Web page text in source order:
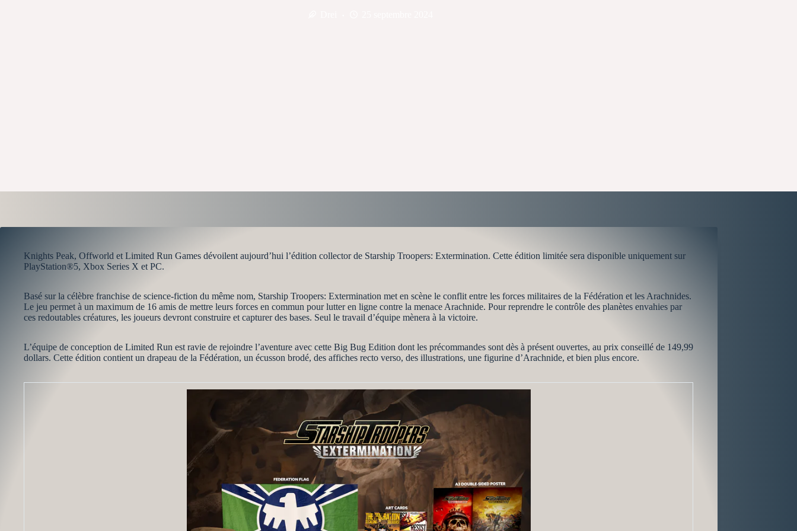
Knights Peak, Offworld et Limited Run Games dévoilent aujourd’hui l’édition collector de Starship Troopers: Extermination. Cette édition limitée sera disponible uniquement sur
PlayStation®5, Xbox Series X et PC.
Basé sur la célèbre franchise de science-fiction du même nom, Starship Troopers: Extermination met en scène le conflit entre les forces militaires de la Fédération et les Arachnides.
Le jeu permet à un maximum de 16 amis de mettre leurs forces en commun pour lutter en ligne contre la menace Arachnide. Pour reprendre le contrôle des planètes envahies par
ces redoutables créatures, les joueurs devront construire et capturer des bases. Seul le travail d’équipe mènera à la victoire.
L’équipe de conception de Limited Run est ravie de rejoindre l’aventure avec cette Big Bug Edition dont les précommandes sont dès à présent ouvertes, au prix conseillé de 149,99
dollars. Cette édition contient un drapeau de la Fédération, un écusson brodé, des affiches recto verso, des illustrations, une figurine d’Arachnide, et bien plus encore.